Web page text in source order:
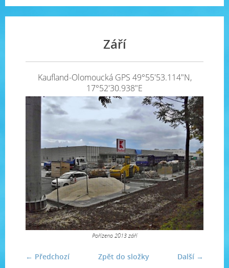
Září
Kaufland-Olomoucká GPS 49°55'53.114"N,
17°52'30.938"E
Pořízeno 2013 září
← Předchozí Další →
Zpět do složky